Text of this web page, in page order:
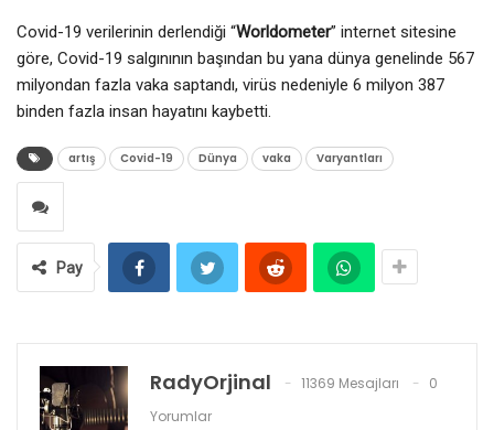
Covid-19 verilerinin derlendiği “Worldometer” internet sitesine
göre, Covid-19 salgınının başından bu yana dünya genelinde 567
milyondan fazla vaka saptandı, virüs nedeniyle 6 milyon 387
binden fazla insan hayatını kaybetti.
artış Covid-19 Dünya vaka Varyantları
Pay
RadyOrjinal 11369 Mesajları
0
Yorumlar